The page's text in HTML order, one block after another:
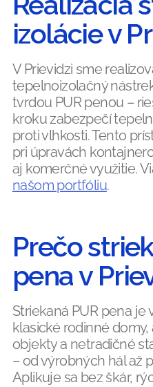
izolácie v
V Prievidzi sme
tepelnoizolačný
tvrdou PUR penou –
kroku zabezpečí
proti vlhkosti. Tento
pri úpravách
aj komerčné využitie.
našom portfóliu.
Prečo
pena v
Striekaná PUR pena je
klasické rodinné
objekty a netradičné
– od výrobných hál až
Aplikuje sa bez škár,